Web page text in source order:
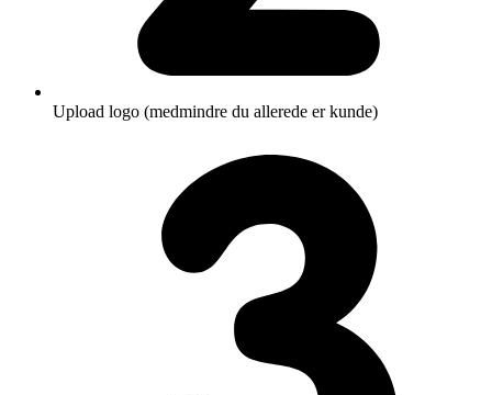
Upload logo (medmindre du allerede er kunde)